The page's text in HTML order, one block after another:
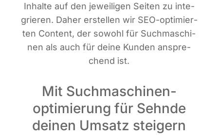
Inhal­te auf den jewei­li­gen Sei­ten zu inte­
grie­ren. Daher erstel­len wir SEO-opti­mier­
ten Con­tent, der sowohl für Such­ma­schi­
nen als auch für dei­ne Kun­den anspre­
chend ist.
Mit Suchmaschinen­
optimierung für Sehnde
deinen Umsatz steigern